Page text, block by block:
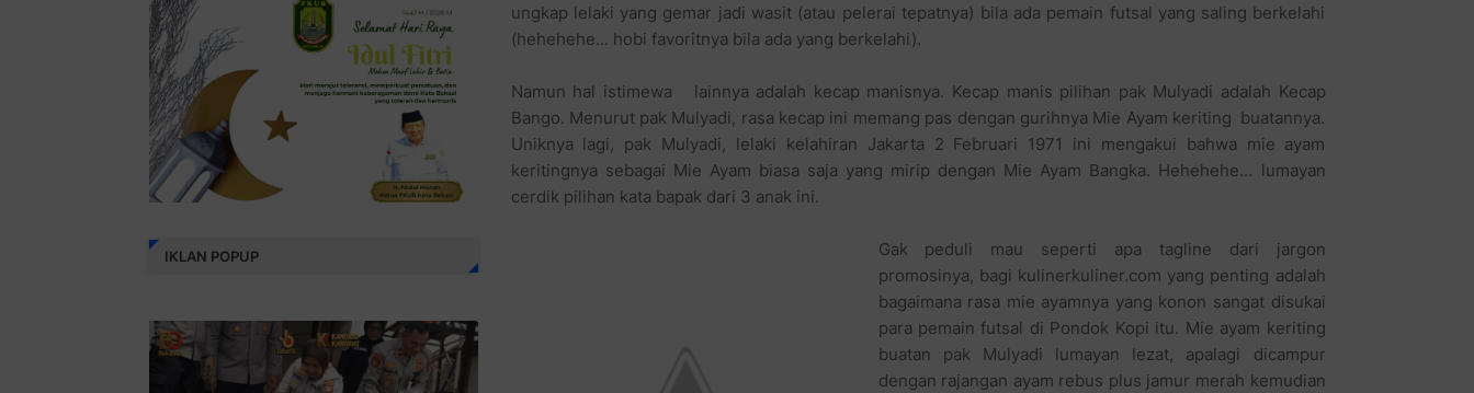
ungkap lelaki yang gemar jadi wasit (atau pelerai tepatnya) bila ada pemain futsal yang saling berkelahi
(hehehehe... hobi favoritnya bila ada yang berkelahi).
Namun hal istimewa lainnya adalah kecap manisnya. Kecap manis pilihan pak Mulyadi adalah Kecap
Bango. Menurut pak Mulyadi, rasa kecap ini memang pas dengan gurihnya Mie Ayam keriting buatannya.
Uniknya lagi, pak Mulyadi, lelaki kelahiran Jakarta 2 Februari 1971 ini mengakui bahwa mie ayam
keritingnya sebagai Mie Ayam biasa saja yang mirip dengan Mie Ayam Bangka. Hehehehe... lumayan
cerdik pilihan kata bapak dari 3 anak ini.
Gak peduli mau seperti apa tagline dari jargon
promosinya, bagi kulinerkuliner.com yang penting adalah
bagaimana rasa mie ayamnya yang konon sangat disukai
para pemain futsal di Pondok Kopi itu. Mie ayam keriting
buatan pak Mulyadi lumayan lezat, apalagi dicampur
dengan rajangan ayam rebus plus jamur merah kemudian
IKLAN POPUP